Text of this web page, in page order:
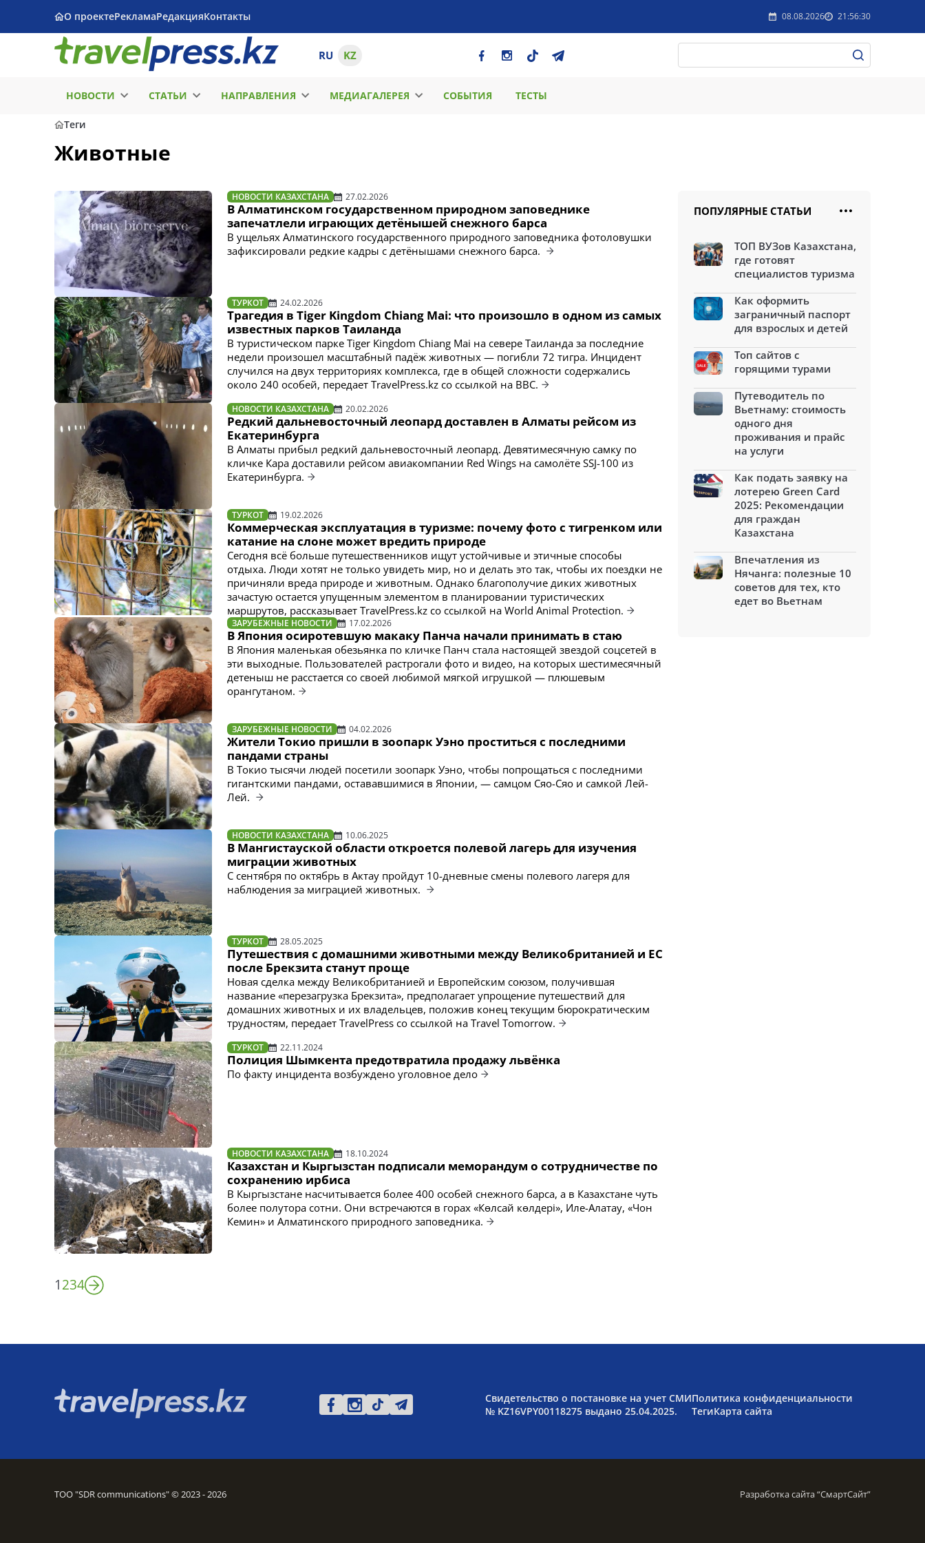
О проектеРекламаРедакцияКонтакты 08.08.2026 21:56:30
RU KZ
НОВОСТИ СТАТЬИ НАПРАВЛЕНИЯ МЕДИАГАЛЕРЕЯ СОБЫТИЯ ТЕСТЫ
Теги
Животные
НОВОСТИ КАЗАХСТАНА 27.02.2026
В Алматинском государственном природном заповеднике
запечатлели играющих детёнышей снежного барса
В ущельях Алматинского государственного природного заповедника фотоловушки
зафиксировали редкие кадры с детёнышами снежного барса.
ТУРКОТ 24.02.2026
Трагедия в Tiger Kingdom Chiang Mai: что произошло в одном из самых
известных парков Таиланда
В туристическом парке Tiger Kingdom Chiang Mai на севере Таиланда за последние
недели произошел масштабный падёж животных — погибли 72 тигра. Инцидент
случился на двух территориях комплекса, где в общей сложности содержались
около 240 особей, передает TravelPress.kz со ссылкой на BBC.
НОВОСТИ КАЗАХСТАНА 20.02.2026
Редкий дальневосточный леопард доставлен в Алматы рейсом из
Екатеринбурга
В Алматы прибыл редкий дальневосточный леопард. Девятимесячную самку по
кличке Кара доставили рейсом авиакомпании Red Wings на самолёте SSJ-100 из
Екатеринбурга.
ТУРКОТ 19.02.2026
Коммерческая эксплуатация в туризме: почему фото с тигренком или
катание на слоне может вредить природе
Сегодня всё больше путешественников ищут устойчивые и этичные способы
отдыха. Люди хотят не только увидеть мир, но и делать это так, чтобы их поездки не
причиняли вреда природе и животным. Однако благополучие диких животных
зачастую остается упущенным элементом в планировании туристических
маршрутов, рассказывает TravelPress.kz со ссылкой на World Animal Protection.
ЗАРУБЕЖНЫЕ НОВОСТИ 17.02.2026
В Япония осиротевшую макаку Панча начали принимать в стаю
В Япония маленькая обезьянка по кличке Панч стала настоящей звездой соцсетей в
эти выходные. Пользователей растрогали фото и видео, на которых шестимесячный
детеныш не расстается со своей любимой мягкой игрушкой — плюшевым
орангутаном.
ЗАРУБЕЖНЫЕ НОВОСТИ 04.02.2026
Жители Токио пришли в зоопарк Уэно проститься с последними
пандами страны
В Токио тысячи людей посетили зоопарк Уэно, чтобы попрощаться с последними
гигантскими пандами, остававшимися в Японии, — самцом Сяо-Сяо и самкой Лей-
Лей.
НОВОСТИ КАЗАХСТАНА 10.06.2025
В Мангистауской области откроется полевой лагерь для изучения
миграции животных
С сентября по октябрь в Актау пройдут 10-дневные смены полевого лагеря для
наблюдения за миграцией животных.
ТУРКОТ 28.05.2025
Путешествия с домашними животными между Великобританией и ЕС
после Брекзита станут проще
Новая сделка между Великобританией и Европейским союзом, получившая
название «перезагрузка Брекзита», предполагает упрощение путешествий для
домашних животных и их владельцев, положив конец текущим бюрократическим
трудностям, передает TravelPress со ссылкой на Travel Tomorrow.
ТУРКОТ 22.11.2024
Полиция Шымкента предотвратила продажу львёнка
По факту инцидента возбуждено уголовное дело
НОВОСТИ КАЗАХСТАНА 18.10.2024
Казахстан и Кыргызстан подписали меморандум о сотрудничестве по
сохранению ирбиса
В Кыргызстане насчитывается более 400 особей снежного барса, а в Казахстане чуть
более полутора сотни. Они встречаются в горах «Көлсай көлдері», Иле-Алатау, «Чон
Кемин» и Алматинского природного заповедника.
1234
ПОПУЛЯРНЫЕ СТАТЬИ
ТОП ВУЗов Казахстана,
где готовят
специалистов туризма
Как оформить
заграничный паспорт
для взрослых и детей
Топ сайтов с
горящими турами
Путеводитель по
Вьетнаму: стоимость
одного дня
проживания и прайс
на услуги
Как подать заявку на
лотерею Green Card
2025: Рекомендации
для граждан
Казахстана
Впечатления из
Нячанга: полезные 10
советов для тех, кто
едет во Вьетнам
Свидетельство о постановке на учет СМИ
№ KZ16VPY00118275 выдано 25.04.2025.
Политика конфиденциальности
ТегиКарта сайта
ТОО "SDR communications" © 2023 - 2026 Разработка сайта “СмартСайт”